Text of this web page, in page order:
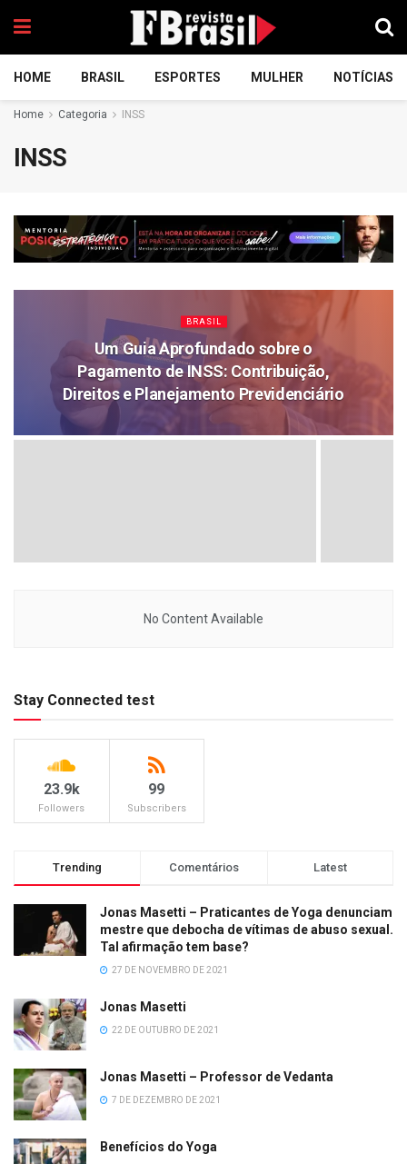
HOME BRASIL ESPORTES MULHER NOTÍCIAS
Home Categoria INSS
INSS
BRASIL
Um Guia Aprofundado sobre o
Pagamento de INSS: Contribuição,
Direitos e Planejamento Previdenciário
No Content Available
Stay Connected test
23.9k
Followers
99
Subscribers
Trending Comentários Latest
Jonas Masetti – Praticantes de Yoga denunciam
mestre que debocha de vítimas de abuso sexual.
Tal afirmação tem base?
27 DE NOVEMBRO DE 2021
Jonas Masetti
22 DE OUTUBRO DE 2021
Jonas Masetti – Professor de Vedanta
7 DE DEZEMBRO DE 2021
Benefícios do Yoga